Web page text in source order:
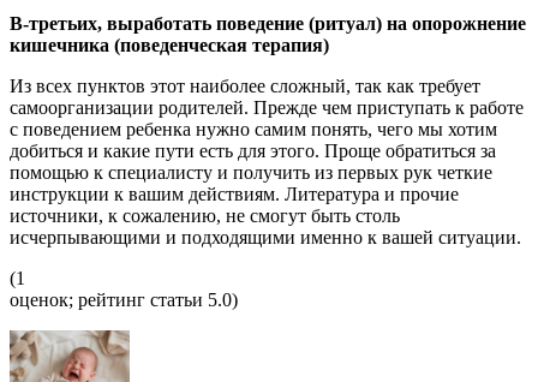
В-третьих, выработать поведение (ритуал) на опорожнение
кишечника (поведенческая терапия)
Из всех пунктов этот наиболее сложный, так как требует
самоорганизации родителей. Прежде чем приступать к работе
с поведением ребенка нужно самим понять, чего мы хотим
добиться и какие пути есть для этого. Проще обратиться за
помощью к специалисту и получить из первых рук четкие
инструкции к вашим действиям. Литература и прочие
источники, к сожалению, не смогут быть столь
исчерпывающими и подходящими именно к вашей ситуации.
(1
оценок; рейтинг статьи 5.0)